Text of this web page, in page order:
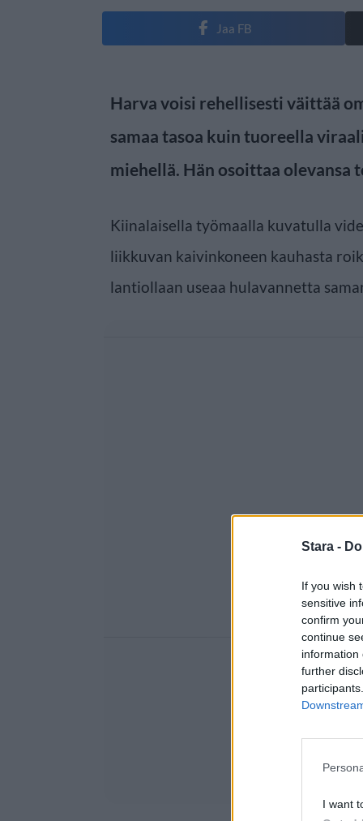
Stara -
If you wish
sensitive
confirm
continue
information
further
I want
Jaa FB
Harva voisi rehellisesti väittää
samaa tasoa kuin tuoreella
miehellä. Hän osoittaa olevansa
Kiinalaisella työmaalla kuvatulla
liikkuvan kaivinkoneen kauhasta
lantiollaan useaa hulavannetta